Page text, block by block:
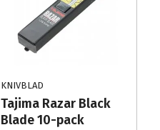
KNIVBLAD
Tajima Razar Black
Blade 10-pack